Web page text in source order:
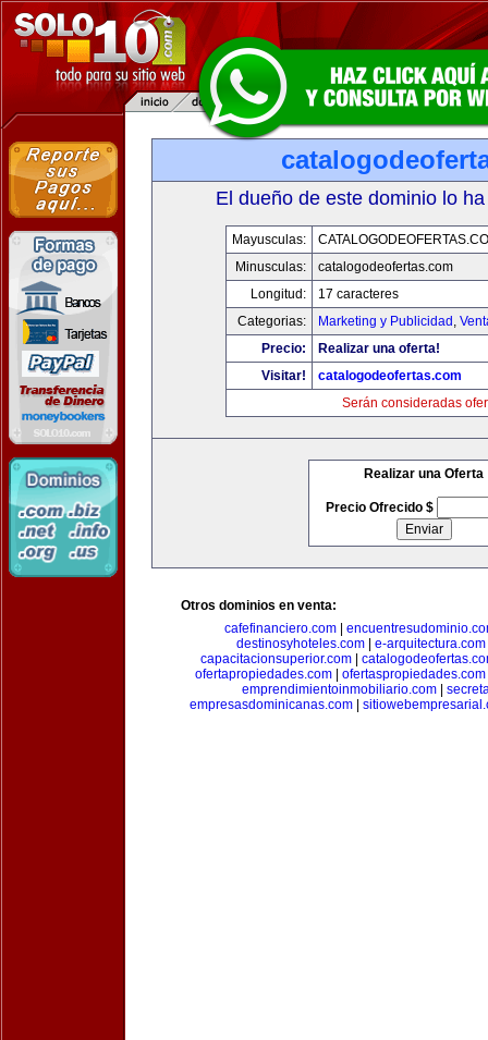
El dueño de este dominio lo
Mayusculas:
Minusculas:
catalogodeofertas.com
Longitud:
17 caracteres
Categorias:
Marketing y Publicidad ,
Precio:
Realizar una oferta!
Visitar!
catalogodeofertas.com
Serán consideradas
Realizar una Oferta
Precio Ofrecido $
Otros dominios en venta:
cafefinanciero.com
destinosyhoteles.com
e-arquitectura.com
capacitacionsuperior.com
ofertapropiedades.com
ofertaspropiedades.com
emprendimientoinmobiliario.com|
empresasdominicanas.com|